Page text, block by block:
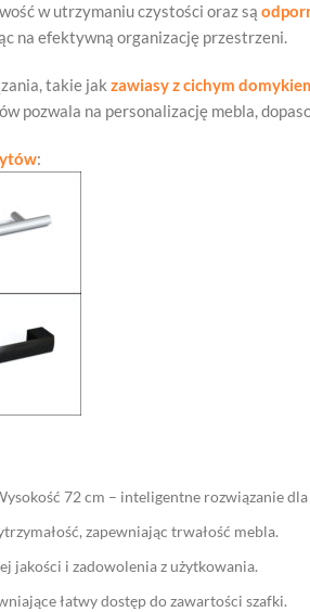
w utrzymaniu czystości oraz są
na efektywną organizację przestrzeni.
takie jak zawiasy z cichym
pozwala na personalizację mebla,
:
72 cm – inteligentne rozwiązanie
zapewniając trwałość mebla.
jakości i zadowolenia z użytkowania.
łatwy dostęp do zawartości szafki.